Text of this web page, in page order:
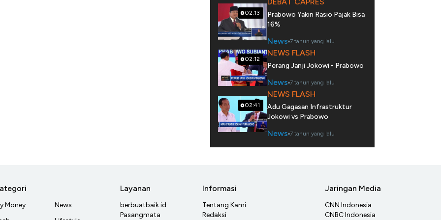
02:13
Prabowo Yakin Rasio Pajak Bisa
16%
News 7 tahun yang lalu
02:12
NEWS FLASH
Perang Janji Jokowi - Prabowo
News 7 tahun yang lalu
02:41
NEWS FLASH
Adu Gagasan Infrastruktur
Jokowi vs Prabowo
News 7 tahun yang lalu
Money
News
Layanan
berbuatbaik.id
Pasangmata
Informasi
Tentang Kami
Redaksi
Jaringan Media
CNN Indonesia
CNBC Indonesia